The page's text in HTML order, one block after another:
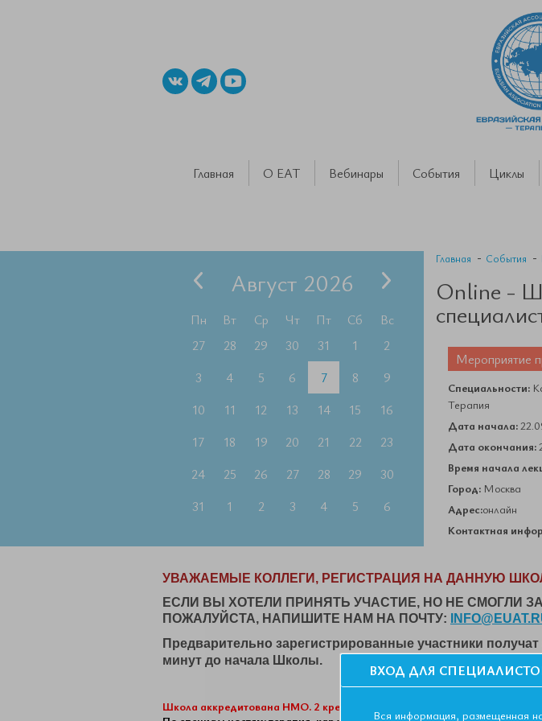
Главная О ЕАТ Вебинары События Циклы
Август 2026
Пн Вт Ср Чт Пт Сб
Вс
27
28 29 30 31 1
2
3
4 5 6 7 8
9
10
11 12 13 14 15
16
17
18 19 20 21 22
23
24
25 26 27 28 29
30
31
1 2 3 4 5 6
Главная События
Online -
Мероприятие
Специальности:
Терапия
Дата начала:
Дата окончания:
Время начала
Город:Москва
Адрес:онлайн
Контактная
УВАЖАЕМЫЕ КОЛЛЕГИ, РЕГИСТРАЦИЯ НА ДАННУЮ
ЕСЛИ ВЫ ХОТЕЛИ ПРИНЯТЬ УЧАСТИЕ, НО НЕ СМОГЛИ
ПОЖАЛУЙСТА, НАПИШИТЕ НАМ НА ПОЧТУ:
Предварительно зарегистрированные участники
минут до начала Школы.
Школа аккредитована НМО. 2 кредита.
ВХОД ДЛЯ
Вся информация, размещенная